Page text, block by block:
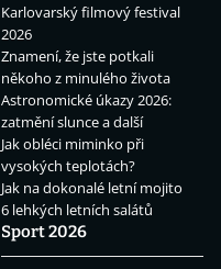
Karlovarský filmový festival
2026
Znamení, že jste potkali
někoho z minulého života
Astronomické úkazy 2026:
zatmění slunce a další
Jak obléci miminko při
vysokých teplotách?
Jak na dokonalé letní mojito
6 lehkých letních salátů
Sport 2026